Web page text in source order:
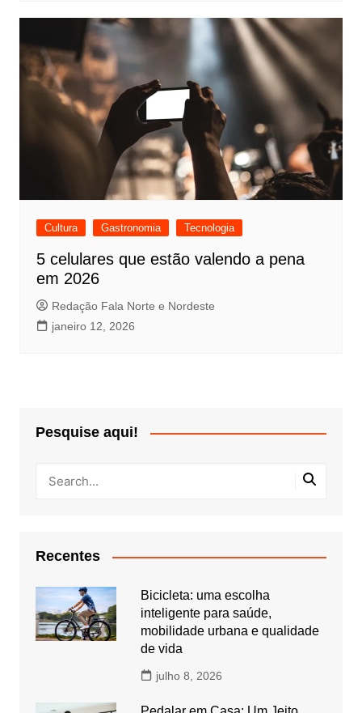
Cultura Gastronomia Tecnologia
5 celulares que estão valendo a pena
em 2026
Redação Fala Norte e Nordeste
janeiro 12, 2026
Pesquise aqui!
Recentes
Bicicleta: uma escolha
inteligente para saúde,
mobilidade urbana e qualidade
de vida
julho 8, 2026